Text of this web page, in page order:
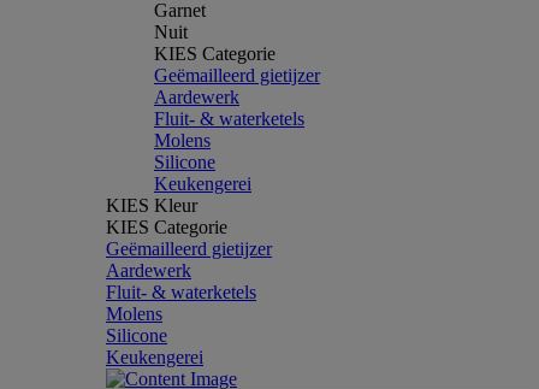
Garnet
Nuit
KIES Categorie
Geëmailleerd gietijzer
Aardewerk
Fluit- & waterketels
Molens
Silicone
Keukengerei
KIES Kleur
KIES Categorie
Geëmailleerd gietijzer
Aardewerk
Fluit- & waterketels
Molens
Silicone
Keukengerei